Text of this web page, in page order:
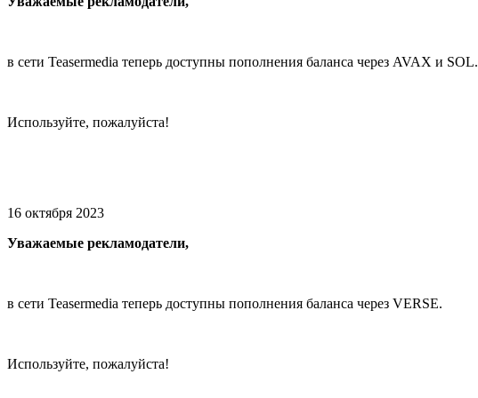
в сети Teasermedia теперь доступны пополнения баланса через AVAX и SOL.
Используйте, пожалуйста!
16 октября 2023
Уважаемые рекламодатели,
в сети Teasermedia теперь доступны пополнения баланса через VERSE.
Используйте, пожалуйста!